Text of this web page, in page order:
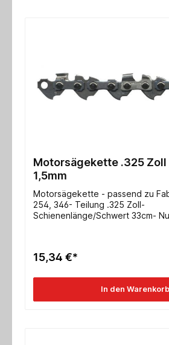
Motorsägekette .325
1,5mm
Motorsägekette - passend zu
254, 346- Teilung .325 Zoll-
Schienenlänge/Schwert 33cm-
15,34 €*
In den Warenkorb